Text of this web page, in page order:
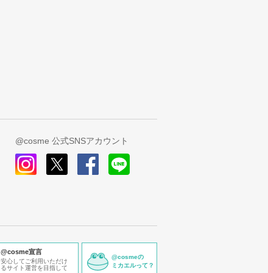
@cosme 公式SNSアカウント
@cosme宣言
安心してご利用いただけ
るサイト運営を目指して
@cosmeの
ミカエルって？